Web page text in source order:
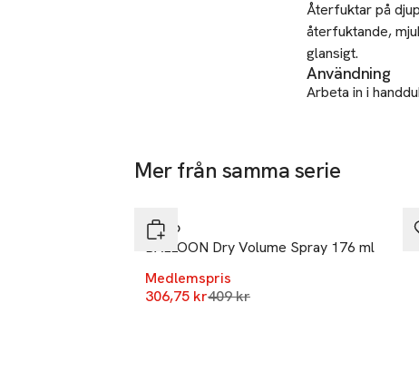
Återfuktar på
återfuktande,
glansigt.
Användning
Arbeta in i
Rouge & Co LLC
Ireland
Mer från samma serie
R+Co
BALLOON Dry Volume Spray 176 ml
Medlemspris
306,75 krLägsta pris 30 dagar
409 kr